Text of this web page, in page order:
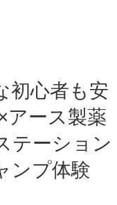
初心者も安
アース製薬
テーション
ンプ体験